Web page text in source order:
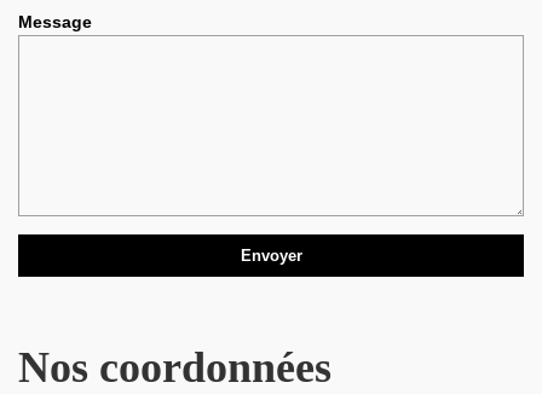
Message
Nos coordonnées